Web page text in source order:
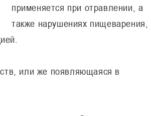
применяется при отравлении, а
также нарушениях пищеварения,
или же появляющаяся в